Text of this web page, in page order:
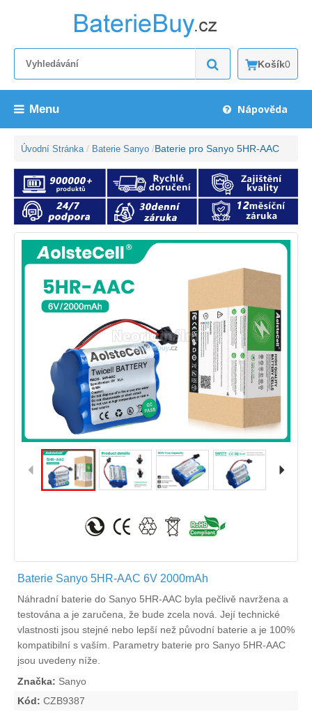
Košík0
Menu Nápověda
Úvodní Stránka Baterie Sanyo Baterie pro Sanyo 5HR-AAC
Baterie Sanyo 5HR-AAC 6V 2000mAh
Náhradní baterie do Sanyo 5HR-AAC byla pečlivě navržena a
testována a je zaručena, že bude zcela nová. Její technické
vlastnosti jsou stejné nebo lepší než původní baterie a je 100%
kompatibilní s vaším. Parametry baterie pro Sanyo 5HR-AAC
jsou uvedeny níže.
Značka: Sanyo
Kód: CZB9387